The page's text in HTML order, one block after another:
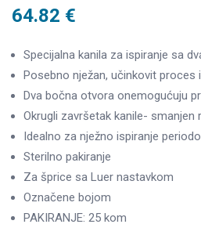
64.82 €
Specijalna kanila za ispiranje sa
Posebno nježan, učinkovit proces
Dva bočna otvora onemogućuju
Okrugli završetak kanile- smanjen
Idealno za nježno ispiranje
Sterilno pakiranje
Za šprice sa Luer nastavkom
Označene bojom
PAKIRANJE: 25 kom